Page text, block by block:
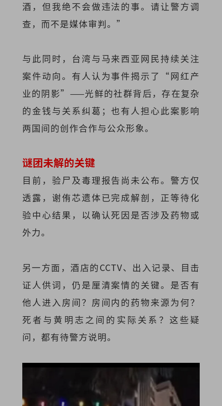
酒，但我绝不会做违法的事。请让警方调
查，而不是媒体审判。”
与此同时，台湾与马来西亚网民持续关注
案件动向。有人认为事件揭示了“网红产
业的阴影”——光鲜的社群背后，存在复杂
的金钱与关系纠葛；也有人担心此案影响
两国间的创作合作与公众形象。
谜团未解的关键
目前，验尸及毒理报告尚未公布。警方仅
透露，谢侑芯遗体已完成解剖，正等待化
验中心结果，以确认死因是否涉及药物或
外力。
另一方面，酒店的CCTV、出入记录、目击
证人供词，仍是厘清案情的关键。是否有
他人进入房间？房间内的药物来源为何？
死者与黄明志之间的实际关系？这些疑
问，都有待警方说明。